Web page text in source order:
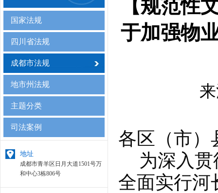
国家法规
四川省法规
成都市法规
地市州法规
主题分类
司法案例
地址
成都市青羊区日月大道1501号万
和中心3栋806号
【规范性
于加强物
各区（市）
为深入
全面实行河